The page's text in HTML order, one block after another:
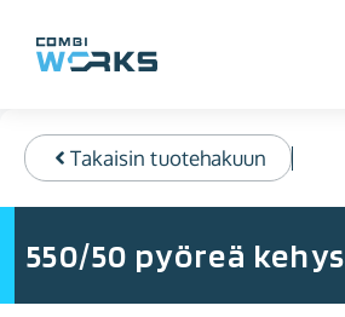
sisältöön
Takaisin tuotehakuun
550/50 pyöreä kehys